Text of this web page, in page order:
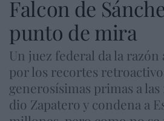
Falcon de
punto de mira
Un juez federal da la razón
por los recortes
generosísimas primas a
dio Zapatero y condena a